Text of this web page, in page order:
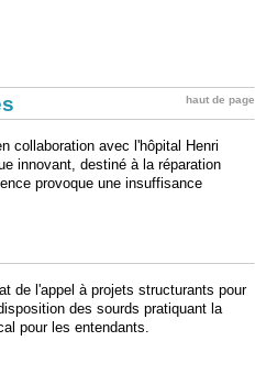
haut de page
collaboration avec l'hôpital Henri
innovant, destiné à la réparation
provoque une insuffisance
de l'appel à projets structurants pour
des sourds pratiquant la
pour les entendants.